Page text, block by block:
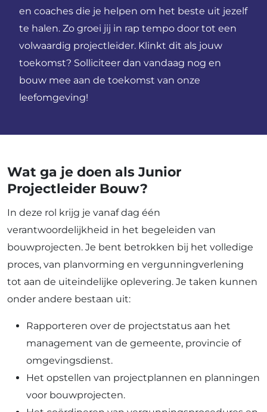
en coaches die je helpen om het beste uit jezelf
te halen. Zo groei jij in rap tempo door tot een
volwaardig projectleider. Klinkt dit als jouw
toekomst? Solliciteer dan vandaag nog en
bouw mee aan de toekomst van onze
leefomgeving!
Wat ga je doen als Junior
Projectleider Bouw?
In deze rol krijg je vanaf dag één
verantwoordelijkheid in het begeleiden van
bouwprojecten. Je bent betrokken bij het volledige
proces, van planvorming en vergunningverlening
tot aan de uiteindelijke oplevering. Je taken kunnen
onder andere bestaan uit:
Rapporteren over de projectstatus aan het
management van de gemeente, provincie of
omgevingsdienst.
Het opstellen van projectplannen en planningen
voor bouwprojecten.